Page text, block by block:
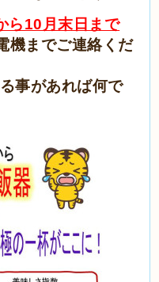
ら10月末日まで
機までご連絡くだ
事があれば何で